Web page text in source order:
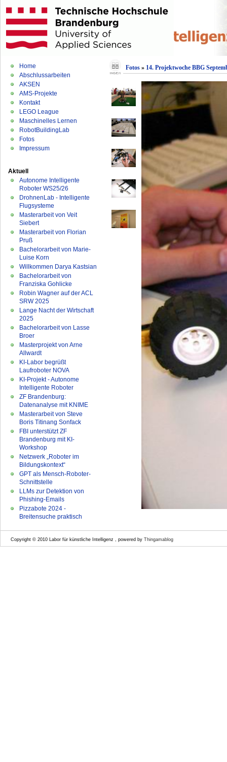
Home
Abschlussarbeiten
AKSEN
AMS-Projekte
Kontakt
LEGO League
Maschinelles Lernen
RobotBuildingLab
Fotos
Impressum
Aktuell
Autonome Intelligente
Roboter WS25/26
DrohnenLab - Intelligente
Flugsysteme
Masterarbeit von Veit
Siebert
Masterarbeit von Florian
Pruß
Bachelorarbeit von Marie-
Luise Korn
Willkommen Darya Kastsian
Bachelorarbeit von
Franziska Gohlicke
Robin Wagner auf der ACL
SRW 2025
Lange Nacht der Wirtschaft
2025
Bachelorarbeit von Lasse
Broer
Masterprojekt von Arne
Allwardt
KI-Labor begrüßt
Laufroboter NOVA
KI-Projekt - Autonome
Intelligente Roboter
ZF Brandenburg:
Datenanalyse mit KNIME
Masterarbeit von Steve
Boris Titinang Sonfack
FBI unterstützt ZF
Brandenburg mit KI-
Workshop
Netzwerk „Roboter im
Bildungskontext“
GPT als Mensch-Roboter-
Schnittstelle
LLMs zur Detektion von
Phishing-Emails
Pizzabote 2024 -
Breitensuche praktisch
Fotos» 14. Projektwoche BBG
Copyright © 2010 Labor für künstliche Intelligenz , powered by Thingamablog